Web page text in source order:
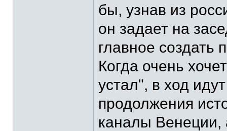
бы, узнав из
он задает на
главное создать
Когда очень
устал", в ход
продолжения
каналы